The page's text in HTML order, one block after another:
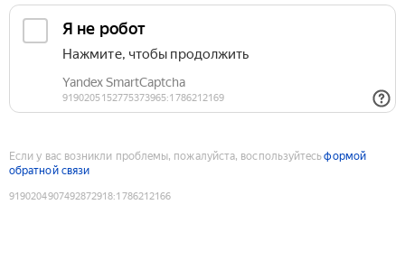
Если у вас возникли проблемы, пожалуйста, воспользуйтесьформой
обратной связи
9190204907492872918:1786212166